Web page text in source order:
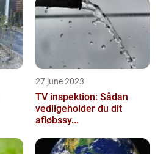
27 june 2023
TV inspektion: Sådan
vedligeholder du dit
afløbssy...